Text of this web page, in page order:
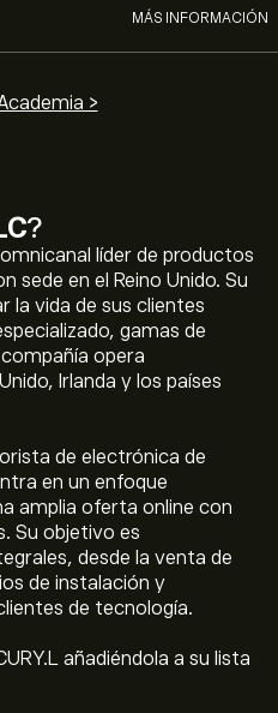
?
líder de productos
sede en el Reino Unido. Su
la vida de sus clientes
gamas de
opera
Irlanda y los países
de electrónica de
en un enfoque
amplia oferta online con
Su objetivo es
desde la venta de
de instalación y
de tecnología.
añadiéndola a su lista
MÁS INFORMACIÓN
>